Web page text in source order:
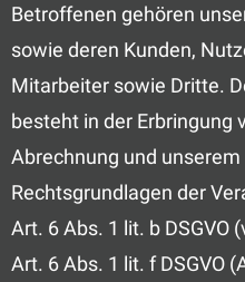
Betroffenen gehören
sowie deren Kunden,
Mitarbeiter sowie Dritte.
besteht in der Erbringung
Abrechnung und
Rechtsgrundlagen der
Art. 6 Abs. 1 lit. b DSGVO
Art. 6 Abs. 1 lit. f DSGVO